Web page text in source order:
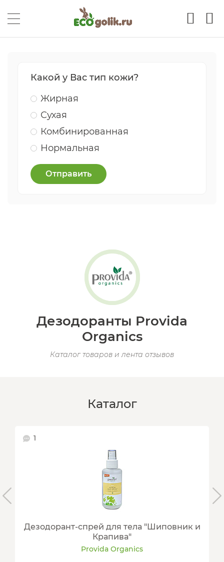
Какой у Вас тип кожи?
Жирная
Сухая
Комбинированная
Нормальная
Отправить
Дезодоранты Provida
Organics
Каталог товаров и лента отзывов
Каталог
1
Дезодорант-спрей для тела "Шиповник и
Крапива"
Provida Organics